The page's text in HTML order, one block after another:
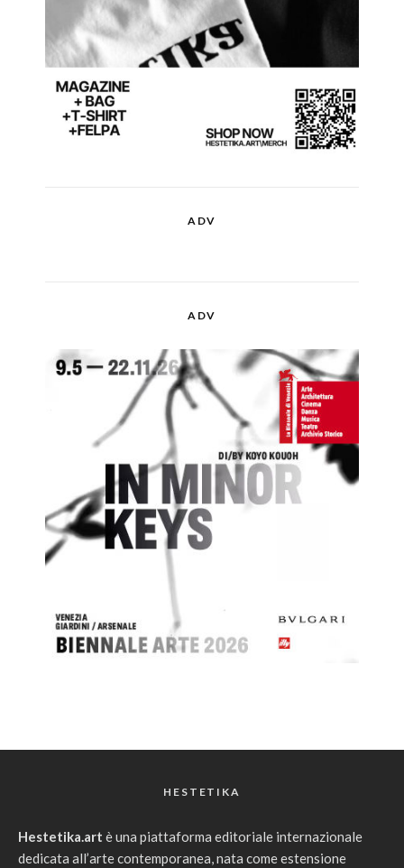
ADV
ADV
HESTETIKA
Hestetika.art è una piattaforma editoriale internazionale
dedicata all’arte contemporanea, nata come estensione